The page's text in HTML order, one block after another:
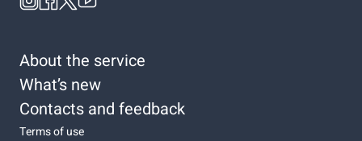
About the service
What’s new
Contacts and feedback
Terms of use